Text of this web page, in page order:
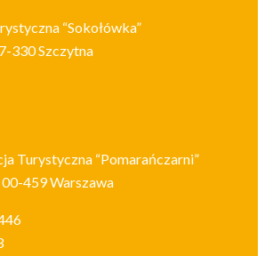
“Sokołówka”
330 Szczytna
Turystyczna “Pomarańczarni”
459 Warszawa